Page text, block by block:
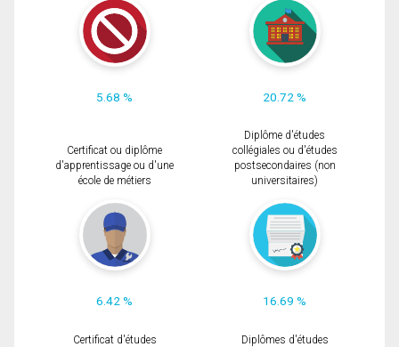
5.68 % 20.72 %
Certificat ou diplôme
d'apprentissage ou d'une
école de métiers
6.42 %
Diplôme d'études
collégiales ou d'études
postsecondaires (non
universitaires)
16.69 %
Certificat d'études
Diplômes d'études